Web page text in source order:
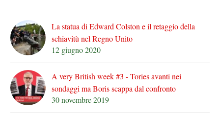
La statua di Edward Colston e il retaggio della
schiavitù nel Regno Unito
12 giugno 2020
A very British week #3 - Tories avanti nei
sondaggi ma Boris scappa dal confronto
30 novembre 2019